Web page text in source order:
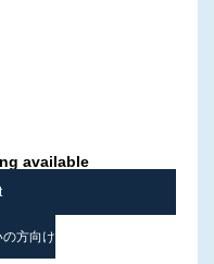
available
方向け